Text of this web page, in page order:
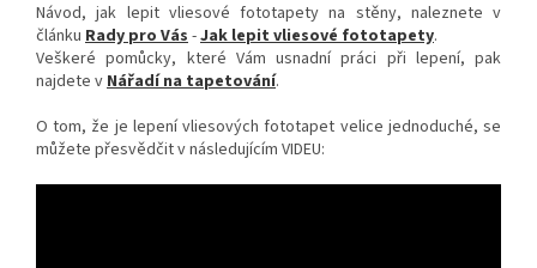
Návod, jak lepit vliesové fototapety na stěny, naleznete v
článku Rady pro Vás-Jak lepit vliesové fototapety.
Veškeré pomůcky, které Vám usnadní práci při lepení, pak
najdete vNářadí na tapetování.
O tom, že je lepení vliesových fototapet velice jednoduché, se
můžete přesvědčit v následujícím VIDEU: